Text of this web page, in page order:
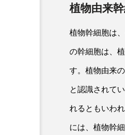
植物由来
植物幹細胞は
の幹細胞は、
す。植物由来
と認識されて
れるともいわ
には、植物幹